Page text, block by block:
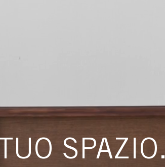
SPAZIO.